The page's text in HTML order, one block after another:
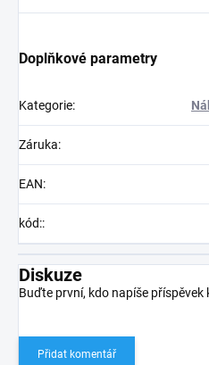
Doplňkové parametry
Kategorie:
Záruka:
EAN:
kód::
Diskuze
Buďte první, kdo napíše příspěvek
Přidat komentář